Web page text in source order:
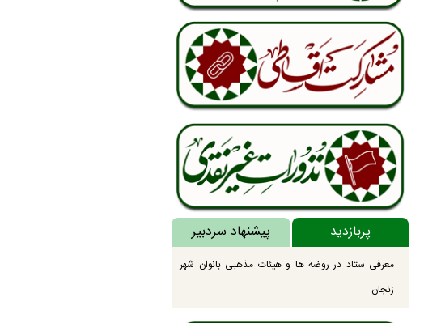
پربازدید پیشنهاد سردبیر
معرفی ستاد در روضه ها و هیئات مذهبی بانوان شهر
زنجان